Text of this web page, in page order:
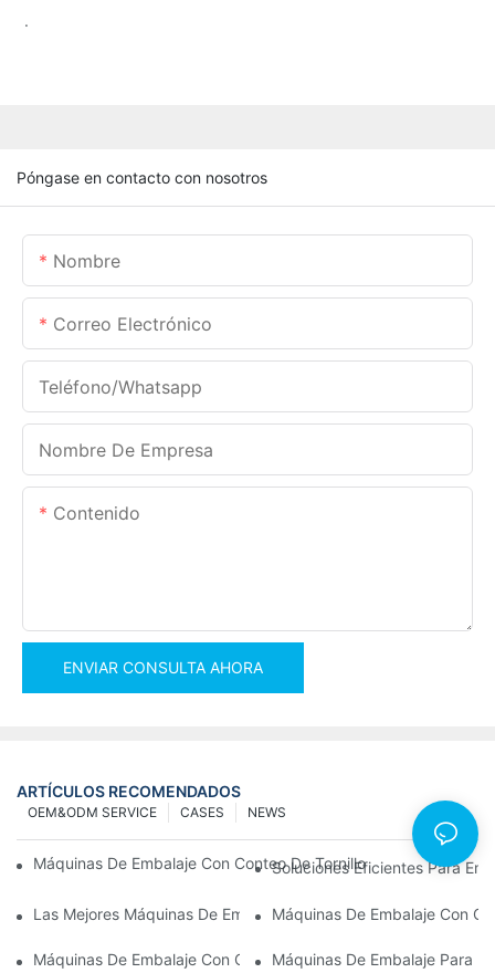
.
Póngase en contacto con nosotros
Nombre
Correo Electrónico
Teléfono/whatsapp
Nombre De Empresa
Contenido
ENVIAR CONSULTA AHORA
ARTÍCULOS RECOMENDADOS
NEWS
CASES
OEM&ODM SERVICE
Máquinas De Embalaje Con Conteo De Tornillos Para Obtener
Soluciones Eficientes Para
Las Mejores Máquinas De Embalaje De Hardware Para Un
Máquinas De Embalaje Con
Máquinas De Embalaje Con Conteo De Tornillos: La
Máquinas De Embalaje Para